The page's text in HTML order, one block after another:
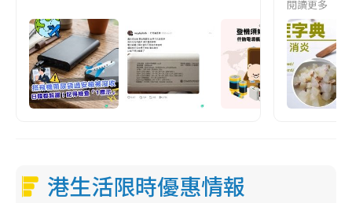
閱讀更多
港生活限時優惠情報